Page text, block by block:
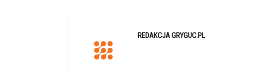
REDAKCJA GRYGUC.PL